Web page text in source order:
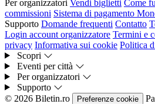
Per organizzatori Vendi biglietti Come
commissioni Sistema di pagamento
Supporto Domande frequenti Contatto
Login account organizzatore Termini e
privacy Informativa sui cookie Politica
Scopri
Eventi per città
Per organizzatori
Supporto
© 2026 Biletin.ro
Preferenze cookie